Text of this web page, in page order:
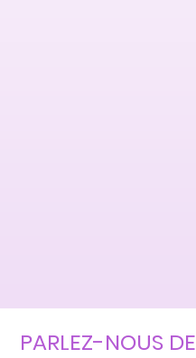
PARLEZ-NOUS